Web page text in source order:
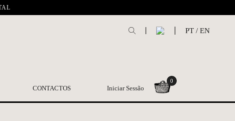
PT / EN
CONTACTOS Iniciar Sessão
0